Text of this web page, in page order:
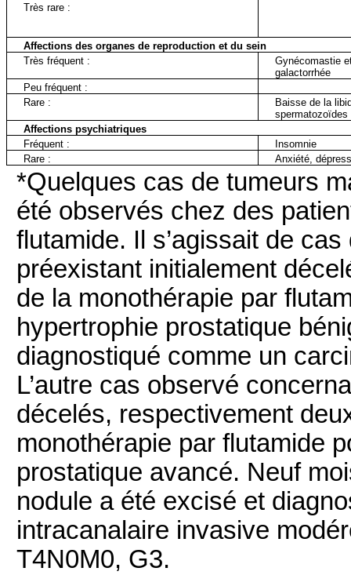
Très rare :
Affections des organes de reproduction et du sein
Très fréquent :
Gynécomastie
galactorrhée
Peu fréquent :
Rare :
Baisse de la
spermatozoïdes
Affections psychiatriques
Fréquent :
Insomnie
Rare :
Anxiété,
*Quelques cas de tumeurs
été observés chez des
flutamide. Il s’agissait de cas
préexistant initialement
de la monothérapie par
hypertrophie prostatique
diagnostiqué comme un
L’autre cas observé
décelés, respectivement
monothérapie par flutamide
prostatique avancé. Neuf
nodule a été excisé et
intracanalaire invasive
T4N0M0, G3.